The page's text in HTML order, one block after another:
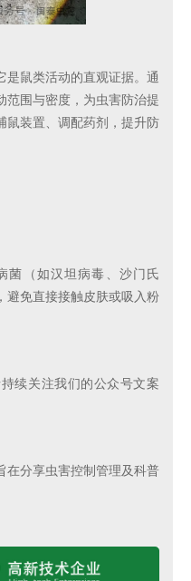
是鼠类活动的直观证据。通
范围与密度，为虫害防治提
装置、调配药剂，提升防
菌（如汉坦病毒、沙门氏
避免直接接触皮肤或吸入粉
续关注我们的公众号文案
在分享虫害控制管理及科普